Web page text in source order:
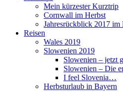
Mein kürzester Kurztrip
Cornwall im Herbst
Jahresrückblick 2017 im
Reisen
Wales 2019
Slowenien 2019
Slowenien – jetzt
Slowenien – Die
I feel Slovenia…
Herbsturlaub in Bayern